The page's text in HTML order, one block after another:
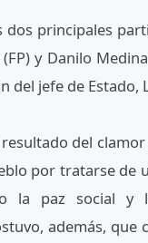
dos principales
y Danilo
del jefe de Estado,
del
por tratarse de
la paz social y
además,